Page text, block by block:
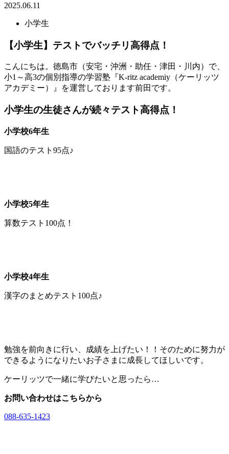
2025.06.11
小学生
【小学生】テストでバッチリ高得点！
こんにちは。徳島市（安宅・沖洲・助任・津田・川内）で、
小1～高3の個別指導の学習塾『K-ritz academiy（ケーリッツ
アカデミー）』を運営しております前田です。
小学生の生徒さんが続々テスト高得点！
小学校6年生
国語のテスト95点♪
小学校5年生
算数テスト100点！
小学校4年生
漢字のまとめテスト100点♪
勉強を前向きに行い、成績を上げたい！！そのために努力が
できるようになりたいお子さまに成長してほしいです。
ケーリッツで一緒に学びたいと思ったら…
お問い合わせはこちらから
088-635-1423